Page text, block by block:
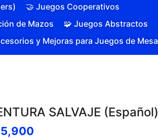
🤝 Juegos Cooperativos
de Mazos
🧩 Juegos Abstractos
y Mejoras para Juegos de Mesa
SALVAJE (Español)